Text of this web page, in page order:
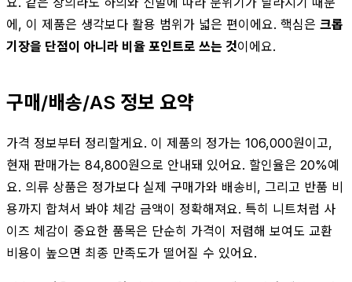
에, 이 제품은 생각보다 활용 범위가 넓은 편이에요. 핵심은 크롭
기장을 단점이 아니라 비율 포인트로 쓰는 것이에요.
구매/배송/AS 정보 요약
가격 정보부터 정리할게요. 이 제품의 정가는 106,000원이고,
현재 판매가는 84,800원으로 안내돼 있어요. 할인율은 20%예
요. 의류 상품은 정가보다 실제 구매가와 배송비, 그리고 반품 비
용까지 합쳐서 봐야 체감 금액이 정확해져요. 특히 니트처럼 사
이즈 체감이 중요한 품목은 단순히 가격이 저렴해 보여도 교환
비용이 높으면 최종 만족도가 떨어질 수 있어요.